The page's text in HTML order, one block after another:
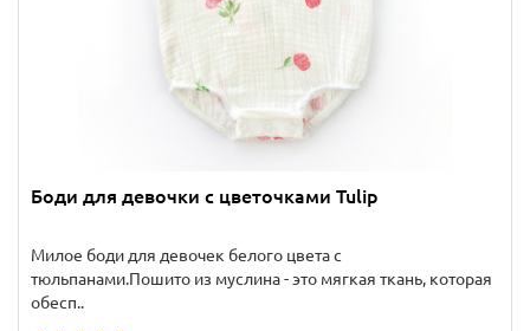
Боди для девочки с цветочками Tulip
Милое боди для девочек белого цвета с
тюльпанами.Пошито из муслина - это мягкая ткань, которая
обесп..